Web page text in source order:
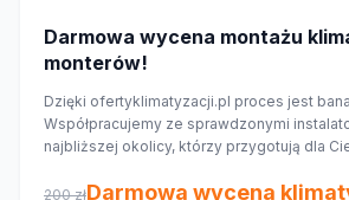
Darmowa wycena montażu
monterów!
Dzięki ofertyklimatyzacji.pl proces jest
Współpracujemy ze sprawdzonymi
najbliższej okolicy, którzy przygotują dla
200 złDarmowa wycena